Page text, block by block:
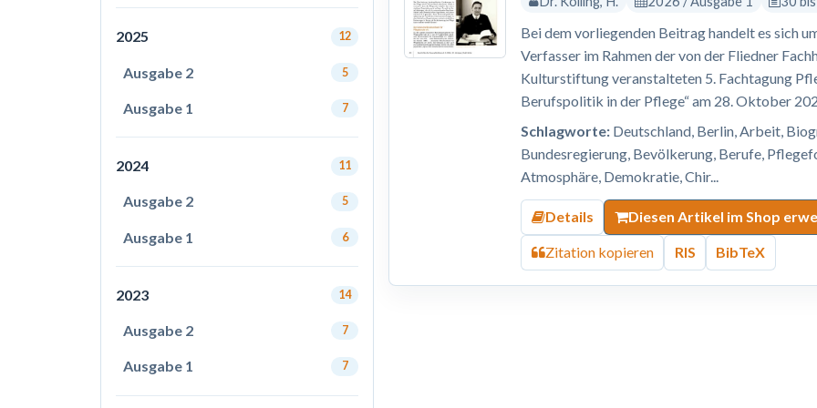
2025 12
Ausgabe 2 5
Ausgabe 1 7
2024 11
Ausgabe 2 5
Ausgabe 1 6
2023 14
Ausgabe 2 7
Ausgabe 1 7
Bei dem vorliegenden Beitrag handelt es sich
Verfasser im Rahmen der von der Fliedner
Kulturstiftung veranstalteten 5. Fachtagung
Berufspolitik in der Pflege“ am 28. Oktober
Schlagworte: Deutschland, Berlin, Arbeit,
Bundesregierung, Bevölkerung, Berufe,
Atmosphäre, Demokratie, Chir...
Details Diesen Artikel im Shop
Zitation kopieren RIS BibTeX